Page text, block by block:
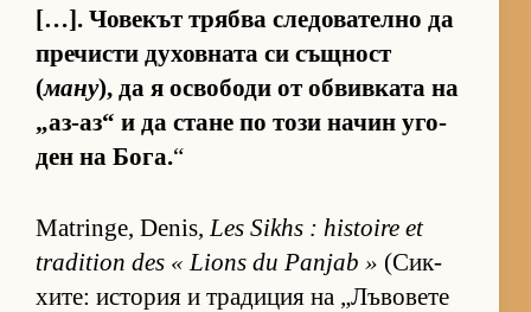
[…]. Чо­ве­кът трябва сле­до­ва­телно да
пре­чисти ду­хов­ната си същ­ност
(ману), да я ос­во­боди от об­вив­ката на
„аз-аз“ и да стане по този на­чин уго­
ден на Бо­га.“
Matringe, Denis,Les Sikhs : histoire et
tradition des « Lions du Panjab » (Сик­
хи­те: ис­то­рия и тра­ди­ция на „Лъ­во­вете